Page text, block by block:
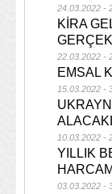
24.03.2022 -
KİRA
22.03.2022 -
EMSAL
15.03.2022 -
10.03.2022 -
YILLIK
03.03.2022 -